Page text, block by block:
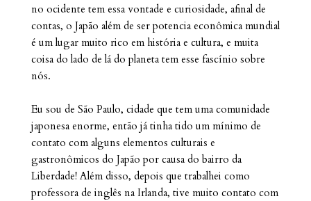
no ocidente tem essa vontade e curiosidade, afinal de
contas, o Japão além de ser potencia econômica mundial
é um lugar muito rico em história e cultura, e muita
coisa do lado de lá do planeta tem esse fascínio sobre
nós.
Eu sou de São Paulo, cidade que tem uma comunidade
japonesa enorme, então já tinha tido um mínimo de
contato com alguns elementos culturais e
gastronômicos do Japão por causa do bairro da
Liberdade! Além disso, depois que trabalhei como
professora de inglês na Irlanda, tive muito contato com